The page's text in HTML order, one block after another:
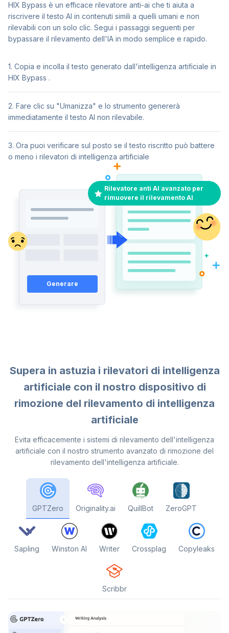
Generare
Rilevatore anti AI avanzato per
rimuovere il rilevamento AI
HIX Bypass è un efficace rilevatore anti-ai che ti aiuta a
riscrivere il testo AI in contenuti simili a quelli umani e non
rilevabili con un solo clic. Segui i passaggi seguenti per
bypassare il rilevamento dell'IA in modo semplice e rapido.
1. Copia e incolla il testo generato dall'intelligenza artificiale in
HIX Bypass .
2. Fare clic su "Umanizza" e lo strumento genererà
immediatamente il testo AI non rilevabile.
3. Ora puoi verificare sul posto se il testo riscritto può battere
o meno i rilevatori di intelligenza artificiale
Supera in astuzia i rilevatori di intelligenza
artificiale con il nostro dispositivo di
rimozione del rilevamento di intelligenza
artificiale
Evita efficacemente i sistemi di rilevamento dell'intelligenza
artificiale con il nostro strumento avanzato di rimozione del
rilevamento dell'intelligenza artificiale.
GPTZero Originality.ai QuillBot ZeroGPT
Sapling Winston AI Writer Crossplag Copyleaks
Scribbr